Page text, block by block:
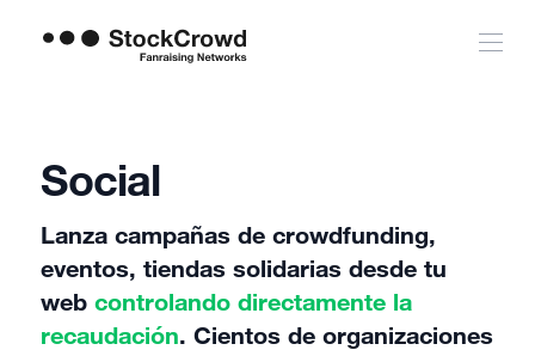
Social
Lanza campañas de crowdfunding,
eventos, tiendas solidarias desde tu
webcontrolando directamente la
recaudación. Cientos de organizaciones